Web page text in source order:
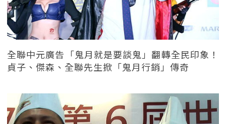
全聯中元廣告「鬼月就是要談鬼」翻轉全民印象！
貞子、傑森、全聯先生掀「鬼月行銷」傳奇